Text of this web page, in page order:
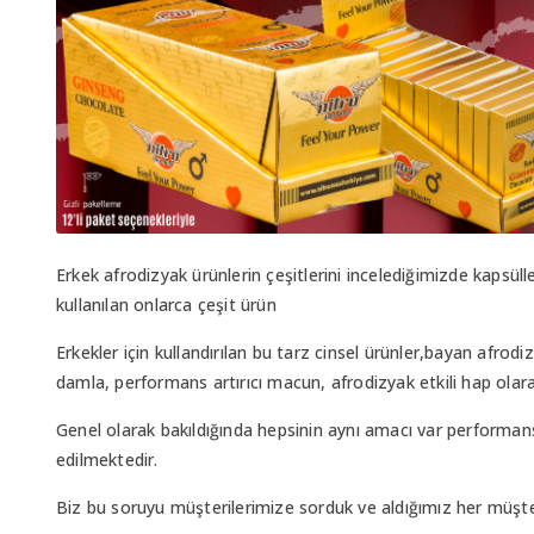
Erkek afrodizyak ürünlerin çeşitlerini incelediğimizde
kullanılan onlarca çeşit ürün
Erkekler için kullandırılan bu tarz cinsel ürünler,bayan
damla, performans artırıcı macun, afrodizyak etkili hap
Genel olarak bakıldığında hepsinin aynı amacı var
edilmektedir.
Biz bu soruyu müşterilerimize sorduk ve aldığımız her